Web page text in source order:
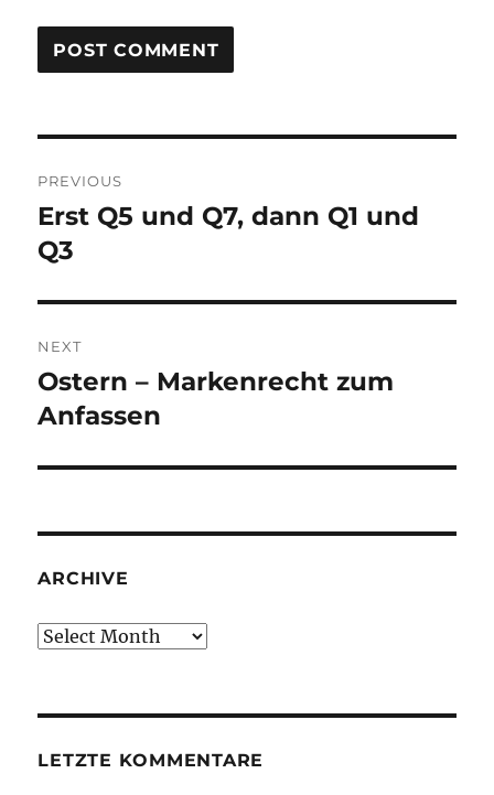
navigation
PREVIOUS
Previous
post:
Erst Q5 und Q7, dann Q1 und
Q3
NEXT
Next
post:
Ostern – Markenrecht zum
Anfassen
ARCHIVE
Archive
LETZTE KOMMENTARE